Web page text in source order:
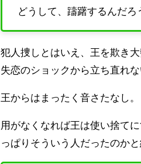
どうして、躊躇するんだろ
犯人捜しとはいえ、王を欺き
失恋のショックから立ち直れな
王からはまったく音さたなし。
用がなくなれば王は使い捨て
っぱりそういう人だったのかと